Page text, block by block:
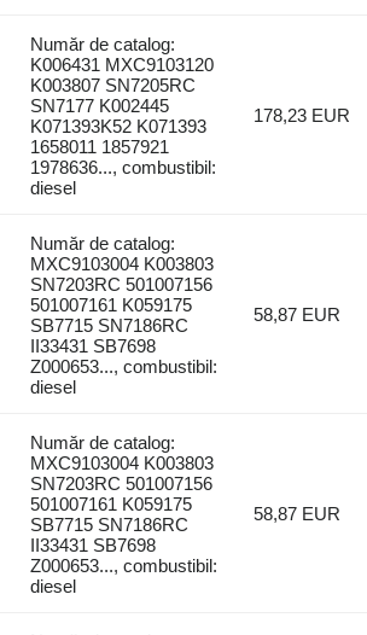
Număr de catalog:
K006431 MXC9103120
K003807 SN7205RC
SN7177 K002445
K071393K52 K071393
1658011 1857921
1978636..., combustibil:
diesel
178,23 EUR
Număr de catalog:
MXC9103004 K003803
SN7203RC 501007156
501007161 K059175
SB7715 SN7186RC
II33431 SB7698
Z000653..., combustibil:
diesel
58,87 EUR
Număr de catalog:
MXC9103004 K003803
SN7203RC 501007156
501007161 K059175
SB7715 SN7186RC
II33431 SB7698
Z000653..., combustibil:
diesel
58,87 EUR